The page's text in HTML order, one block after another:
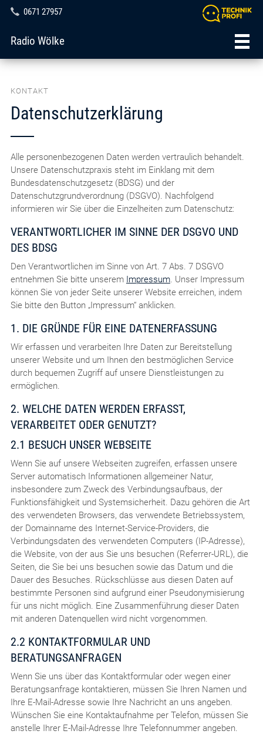
0671 27957
Radio Wölke
KONTAKT
Datenschutzerklärung
Alle personenbezogenen Daten werden vertraulich behandelt.
Unsere Datenschutzpraxis steht im Einklang mit dem
Bundesdatenschutzgesetz (BDSG) und der
Datenschutzgrundverordnung (DSGVO). Nachfolgend
informieren wir Sie über die Einzelheiten zum Datenschutz:
VERANTWORTLICHER IM SINNE DER DSGVO UND
DES BDSG
Den Verantwortlichen im Sinne von Art. 7 Abs. 7 DSGVO
entnehmen Sie bitte unserem Impressum. Unser Impressum
können Sie von jeder Seite unserer Website erreichen, indem
Sie bitte den Button „Impressum“ anklicken.
1. DIE GRÜNDE FÜR EINE DATENERFASSUNG
Wir erfassen und verarbeiten Ihre Daten zur Bereitstellung
unserer Website und um Ihnen den bestmöglichen Service
durch bequemen Zugriff auf unsere Dienstleistungen zu
ermöglichen.
2. WELCHE DATEN WERDEN ERFASST,
VERARBEITET ODER GENUTZT?
2.1 BESUCH UNSER WEBSEITE
Wenn Sie auf unsere Webseiten zugreifen, erfassen unsere
Server automatisch Informationen allgemeiner Natur,
insbesondere zum Zweck des Verbindungsaufbaus, der
Funktionsfähigkeit und Systemsicherheit. Dazu gehören die Art
des verwendeten Browsers, das verwendete Betriebssystem,
der Domainname des Internet-Service-Providers, die
Verbindungsdaten des verwendeten Computers (IP-Adresse),
die Website, von der aus Sie uns besuchen (Referrer-URL), die
Seiten, die Sie bei uns besuchen sowie das Datum und die
Dauer des Besuches. Rückschlüsse aus diesen Daten auf
bestimmte Personen sind aufgrund einer Pseudonymisierung
für uns nicht möglich. Eine Zusammenführung dieser Daten
mit anderen Datenquellen wird nicht vorgenommen.
2.2 KONTAKTFORMULAR UND
BERATUNGSANFRAGEN
Wenn Sie uns über das Kontaktformular oder wegen einer
Beratungsanfrage kontaktieren, müssen Sie Ihren Namen und
Ihre E-Mail-Adresse sowie Ihre Nachricht an uns angeben.
Wünschen Sie eine Kontaktaufnahme per Telefon, müssen Sie
anstelle Ihrer E-Mail-Adresse Ihre Telefonnummer angeben.